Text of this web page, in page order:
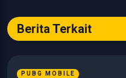
Berita Terkait
PUBG MOBILE